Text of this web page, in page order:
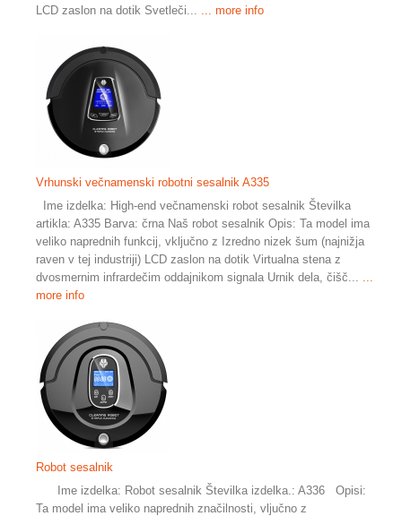
LCD zaslon na dotik Svetleči...
... more info
Vrhunski večnamenski robotni sesalnik A335
Ime izdelka: High-end večnamenski robot sesalnik Številka
artikla: A335 Barva: črna Naš robot sesalnik Opis: Ta model ima
veliko naprednih funkcij, vključno z Izredno nizek šum (najnižja
raven v tej industriji) LCD zaslon na dotik Virtualna stena z
dvosmernim infrardečim oddajnikom signala Urnik dela, čišč...
more info
Robot sesalnik
Ime izdelka: Robot sesalnik Številka izdelka.: A336 Opisi:
Ta model ima veliko naprednih značilnosti, vljučno z